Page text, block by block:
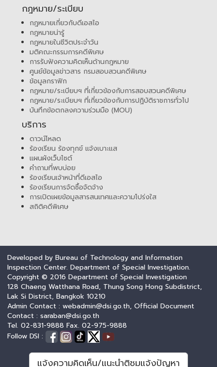
กฎหมาย/ระเบียบ
กฎหมายเกี่ยวกับดีเอสไอ
กฎหมายน่ารู้
กฎหมายในชีวิตประจำวัน
มติคณะกรรมการคดีพิเศษ
การรับฟังความคิดเห็นด้านกฎหมาย
ศูนย์ข้อมูลข่าวสาร กรมสอบสวนคดีพิเศษ
ข้อมูลกราฟิก
กฎหมาย/ระเบียบฯ ที่เกี่ยวข้องกับการสอบสวนคดีพิเศษ
กฎหมาย/ระเบียบฯ ที่เกี่ยวข้องกับการปฏิบัติราชการทั่วไป
บันทึกข้อตกลงความร่วมมือ (MOU)
บริการ
ดาวน์โหลด
ร้องเรียน ร้องทุกข์ แจ้งเบาะแส
แผนผังเว็บไซต์
คำถามที่พบบ่อย
ร้องเรียนเจ้าหน้าที่ดีเอสไอ
ร้องเรียนการจัดซื้อจัดจ้าง
การเปิดเผยข้อมูลสารสนเทศและความโปร่งใส
สถิติคดีพิเศษ
Developed by Bureau of Technology and Information
Inspection Center. Department of Special Investigation.
Copyright © 2016 Department of Special Investigation
128 Chaeng Watthana Road, Thung Song Hong Subdistrict,
Lak Si District, Bangkok 10210
Admin Contact : webadmin@dsi.go.th, Official Document
Contact : saraban@dsi.go.th
Tel. 02-831-9888 Fax. 02-975-9888
Follow DSI :
แจ้งความคิดเห็น/แนะนำติชมแจ้งปัญหา